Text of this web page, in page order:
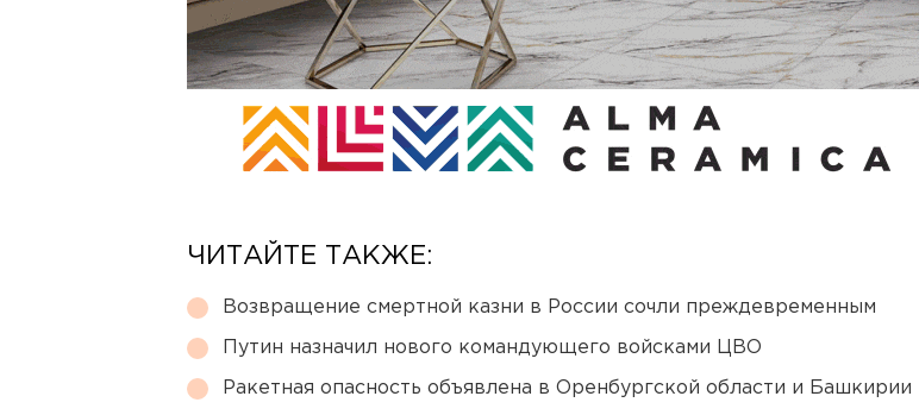
ЧИТАЙТЕ ТАКЖЕ:
Возвращение смертной казни в России сочли преждевременным
Путин назначил нового командующего войсками ЦВО
Ракетная опасность объявлена в Оренбургской области и Башкирии